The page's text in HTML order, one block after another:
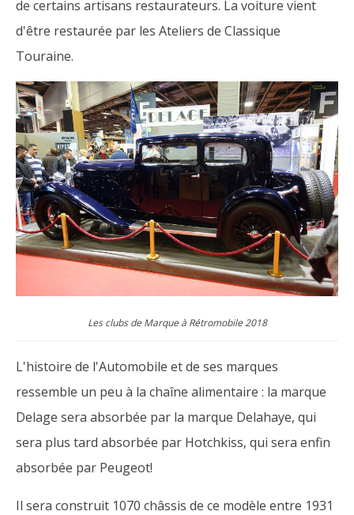
de certains artisans restaurateurs. La voiture vient
d'être restaurée par les Ateliers de Classique
Touraine.
Les clubs de Marque à Rétromobile 2018
L'histoire de l'Automobile et de ses marques
ressemble un peu à la chaîne alimentaire : la marque
Delage sera absorbée par la marque Delahaye, qui
sera plus tard absorbée par Hotchkiss, qui sera enfin
absorbée par Peugeot!
Il sera construit 1070 châssis de ce modèle entre 1931